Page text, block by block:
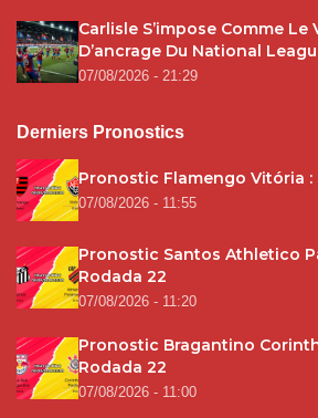
Carlisle S’impose Comme Le
D’ancrage Du National
07/08/2026 - 21:29
Derniers Pronostics
Pronostic Flamengo Vitória :
07/08/2026 - 11:55
Pronostic Santos Athletico
Rodada 22
07/08/2026 - 11:20
Pronostic Bragantino
Rodada 22
07/08/2026 - 11:00